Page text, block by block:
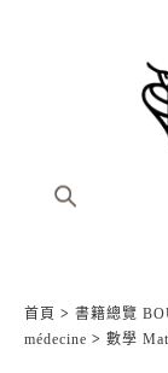
首頁 > 書籍總覽
médecine > 數學